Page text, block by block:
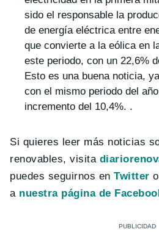
sido el responsable la
de energía eléctrica entre
que convierte a la eólica en
este periodo, con un 22,6%
Esto es una buena noticia,
con el mismo periodo del
incremento del 10,4%. .
Si quieres leer más noticias
renovables, visita
puedes seguirnos enTwitter
a nuestra página de